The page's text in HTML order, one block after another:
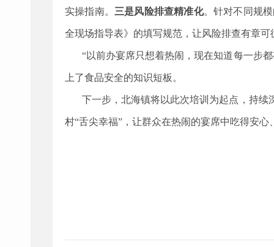
实操指南。 三是风险排查精准化。针对不同规
全现场指导表》的填写规范，让风险排查有章可
“以前办宴席只想着热闹，现在知道每一步
上了食品安全的知识短板。
下一步，北海镇将以此次培训为起点，持续
村“舌尖幸福”，让群众在热闹的宴席中吃得安心